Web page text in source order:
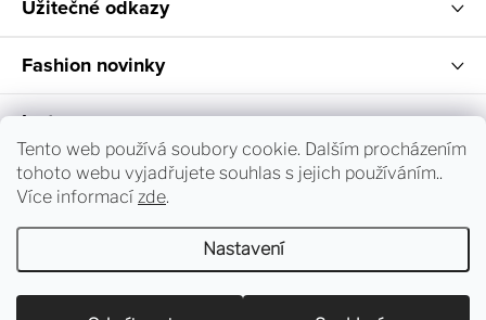
Tento web používá soubory cookie. Dalším procházením
tohoto webu vyjadřujete souhlas s jejich používáním..
Více informací zde.
Nastavení
Užitečné odkazy
Fashion novinky
Instagram
Sledování objednávky a vrácení zboží
Copyright 2026dress-code.cz. Všechna práva vyhrazena.
Upravit nastavení cookies